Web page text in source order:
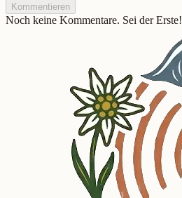
Kommentieren
Noch keine Kommentare. Sei der Erste!